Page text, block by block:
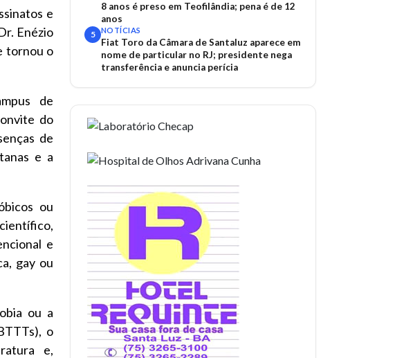
e
Enézio
tornou o
de
do
de
e a
ou
e
gay ou
ou a
o
e,
8 anos é preso em Teofilândia; pena é de 12
anos
5 NOTÍCIAS
Fiat Toro da Câmara de Santaluz aparece em
nome de particular no RJ; presidente nega
transferência e anuncia perícia